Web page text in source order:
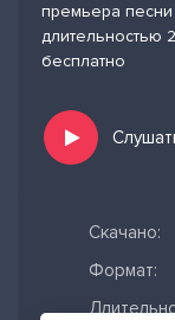
премьера песни
длительностью
бесплатно
Скачано:
Формат: